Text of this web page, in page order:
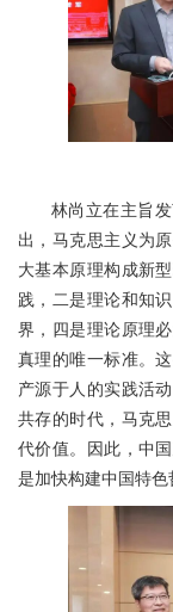
林尚立在主旨
出，马克思主义为
大基本原理构成新
践，二是理论和知
界，四是理论原理
真理的唯一标准。
产源于人的实践活
共存的时代，马克
代价值。因此，中
是加快构建中国特色